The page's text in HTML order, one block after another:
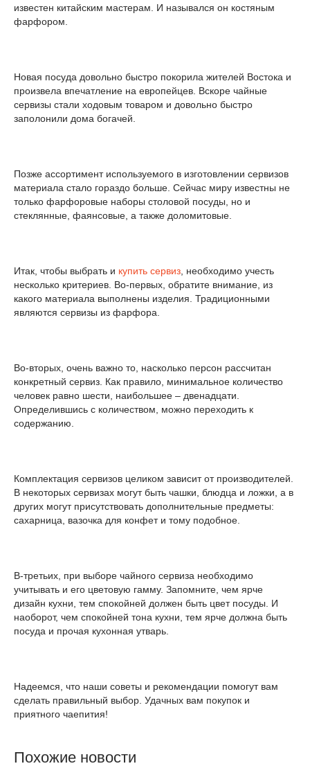
известен китайским мастерам. И назывался он костяным
фарфором.
Новая посуда довольно быстро покорила жителей Востока и
произвела впечатление на европейцев. Вскоре чайные
сервизы стали ходовым товаром и довольно быстро
заполонили дома богачей.
Позже ассортимент используемого в изготовлении сервизов
материала стало гораздо больше. Сейчас миру известны не
только фарфоровые наборы столовой посуды, но и
стеклянные, фаянсовые, а также доломитовые.
Итак, чтобы выбрать и купить сервиз , необходимо учесть
несколько критериев. Во-первых, обратите внимание, из
какого материала выполнены изделия. Традиционными
являются сервизы из фарфора.
Во-вторых, очень важно то, насколько персон рассчитан
конкретный сервиз. Как правило, минимальное количество
человек равно шести, наибольшее – двенадцати.
Определившись с количеством, можно переходить к
содержанию.
Комплектация сервизов целиком зависит от производителей.
В некоторых сервизах могут быть чашки, блюдца и ложки, а в
других могут присутствовать дополнительные предметы:
сахарница, вазочка для конфет и тому подобное.
В-третьих, при выборе чайного сервиза необходимо
учитывать и его цветовую гамму. Запомните, чем ярче
дизайн кухни, тем спокойней должен быть цвет посуды. И
наоборот, чем спокойней тона кухни, тем ярче должна быть
посуда и прочая кухонная утварь.
Надеемся, что наши советы и рекомендации помогут вам
сделать правильный выбор. Удачных вам покупок и
приятного чаепития!
Похожие новости